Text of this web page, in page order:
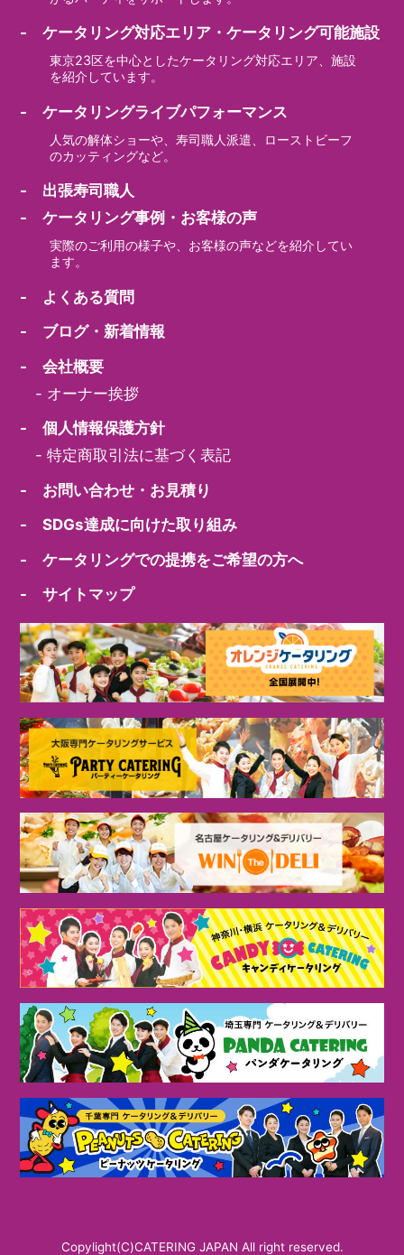
- ケータリング対応エリア・ケータリング可能施設
東京23区を中心としたケータリング対応エリア、施設
を紹介しています。
- ケータリングライブパフォーマンス
人気の解体ショーや、寿司職人派遣、ローストビーフ
のカッティングなど。
- 出張寿司職人
- ケータリング事例・お客様の声
実際のご利用の様子や、お客様の声などを紹介してい
ます。
- よくある質問
- ブログ・新着情報
- 会社概要
- オーナー挨拶
- 個人情報保護方針
-特定商取引法に基づく表記
- お問い合わせ・お見積り
- SDGs達成に向けた取り組み
- ケータリングでの提携をご希望の方へ
- サイトマップ
Copylight(C)CATERING JAPAN All right reserved.